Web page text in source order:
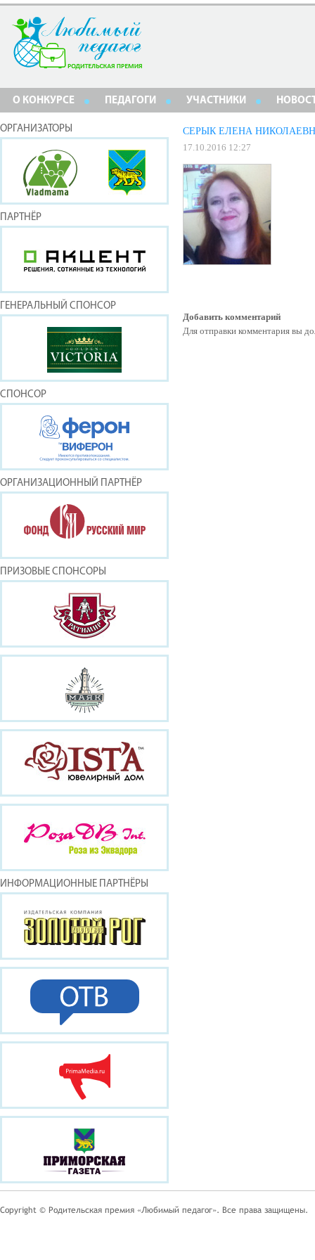
О КОНКУРСЕ ПЕДАГОГИ УЧАСТНИКИ
ОРГАНИЗАТОРЫ
ПАРТНЁР
ГЕНЕРАЛЬНЫЙ СПОНСОР
СПОНСОР
ОРГАНИЗАЦИОННЫЙ ПАРТНЁР
ПРИЗОВЫЕ СПОНСОРЫ
ИНФОРМАЦИОННЫЕ ПАРТНЁРЫ
СЕРЫК ЕЛЕНА
17.10.2016 12:27
Добавить комментарий
Для отправки комментария вы
Copyright © Родительская премия «Любимый педагог». Все права защищены.